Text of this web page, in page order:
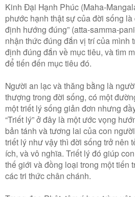
Kinh Ðại Hạnh Phúc (Maha-
phước hạnh thật sự của đời sống là
định hướng đúng” (atta-samma-
nhận thức đúng đắn vị trí của mình
định đúng đắn về mục tiêu, và tìm
để tiến đến mục tiêu đó.
Người an lạc và thăng bằng là
thượng trong đời sống, có một
một triết lý sống giản đơn nhưng
“Triết lý” ở đây là một ước vọng
bản tánh và tương lai của con
triết lý như vậy thì đời sống trở nên
ích, và vô nghĩa. Triết lý đó giúp
thế giới và đồng loại trong một tiến
các tri thức chân chánh.